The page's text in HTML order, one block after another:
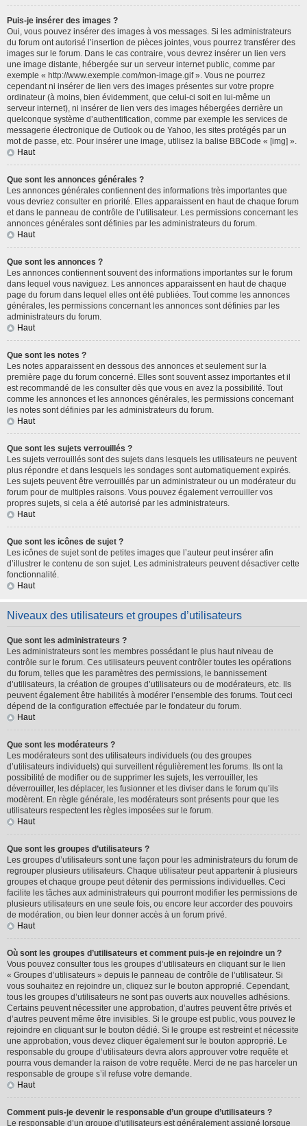
Puis-je insérer des images ?
Oui, vous pouvez insérer des images à vos messages. Si les administrateurs
du forum ont autorisé l’insertion de pièces jointes, vous pourrez transférer des
images sur le forum. Dans le cas contraire, vous devrez insérer un lien vers
une image distante, hébergée sur un serveur internet public, comme par
exemple « http://www.exemple.com/mon-image.gif ». Vous ne pourrez
cependant ni insérer de lien vers des images présentes sur votre propre
ordinateur (à moins, bien évidemment, que celui-ci soit en lui-même un
serveur internet), ni insérer de lien vers des images hébergées derrière un
quelconque système d’authentification, comme par exemple les services de
messagerie électronique de Outlook ou de Yahoo, les sites protégés par un
mot de passe, etc. Pour insérer une image, utilisez la balise BBCode « [img] ».
Haut
Que sont les annonces générales ?
Les annonces générales contiennent des informations très importantes que
vous devriez consulter en priorité. Elles apparaissent en haut de chaque forum
et dans le panneau de contrôle de l’utilisateur. Les permissions concernant les
annonces générales sont définies par les administrateurs du forum.
Haut
Que sont les annonces ?
Les annonces contiennent souvent des informations importantes sur le forum
dans lequel vous naviguez. Les annonces apparaissent en haut de chaque
page du forum dans lequel elles ont été publiées. Tout comme les annonces
générales, les permissions concernant les annonces sont définies par les
administrateurs du forum.
Haut
Que sont les notes ?
Les notes apparaissent en dessous des annonces et seulement sur la
première page du forum concerné. Elles sont souvent assez importantes et il
est recommandé de les consulter dès que vous en avez la possibilité. Tout
comme les annonces et les annonces générales, les permissions concernant
les notes sont définies par les administrateurs du forum.
Haut
Que sont les sujets verrouillés ?
Les sujets verrouillés sont des sujets dans lesquels les utilisateurs ne peuvent
plus répondre et dans lesquels les sondages sont automatiquement expirés.
Les sujets peuvent être verrouillés par un administrateur ou un modérateur du
forum pour de multiples raisons. Vous pouvez également verrouiller vos
propres sujets, si cela a été autorisé par les administrateurs.
Haut
Que sont les icônes de sujet ?
Les icônes de sujet sont de petites images que l’auteur peut insérer afin
d’illustrer le contenu de son sujet. Les administrateurs peuvent désactiver cette
fonctionnalité.
Haut
Niveaux des utilisateurs et groupes d’utilisateurs
Que sont les administrateurs ?
Les administrateurs sont les membres possédant le plus haut niveau de
contrôle sur le forum. Ces utilisateurs peuvent contrôler toutes les opérations
du forum, telles que les paramètres des permissions, le bannissement
d’utilisateurs, la création de groupes d’utilisateurs ou de modérateurs, etc. Ils
peuvent également être habilités à modérer l’ensemble des forums. Tout ceci
dépend de la configuration effectuée par le fondateur du forum.
Haut
Que sont les modérateurs ?
Les modérateurs sont des utilisateurs individuels (ou des groupes
d’utilisateurs individuels) qui surveillent régulièrement les forums. Ils ont la
possibilité de modifier ou de supprimer les sujets, les verrouiller, les
déverrouiller, les déplacer, les fusionner et les diviser dans le forum qu’ils
modèrent. En règle générale, les modérateurs sont présents pour que les
utilisateurs respectent les règles imposées sur le forum.
Haut
Que sont les groupes d’utilisateurs ?
Les groupes d’utilisateurs sont une façon pour les administrateurs du forum de
regrouper plusieurs utilisateurs. Chaque utilisateur peut appartenir à plusieurs
groupes et chaque groupe peut détenir des permissions individuelles. Ceci
facilite les tâches aux administrateurs qui pourront modifier les permissions de
plusieurs utilisateurs en une seule fois, ou encore leur accorder des pouvoirs
de modération, ou bien leur donner accès à un forum privé.
Haut
Où sont les groupes d’utilisateurs et comment puis-je en rejoindre un ?
Vous pouvez consulter tous les groupes d’utilisateurs en cliquant sur le lien
« Groupes d’utilisateurs » depuis le panneau de contrôle de l’utilisateur. Si
vous souhaitez en rejoindre un, cliquez sur le bouton approprié. Cependant,
tous les groupes d’utilisateurs ne sont pas ouverts aux nouvelles adhésions.
Certains peuvent nécessiter une approbation, d’autres peuvent être privés et
d’autres peuvent même être invisibles. Si le groupe est public, vous pouvez le
rejoindre en cliquant sur le bouton dédié. Si le groupe est restreint et nécessite
une approbation, vous devez cliquer également sur le bouton approprié. Le
responsable du groupe d’utilisateurs devra alors approuver votre requête et
pourra vous demander la raison de votre requête. Merci de ne pas harceler un
responsable de groupe s’il refuse votre demande.
Haut
Comment puis-je devenir le responsable d’un groupe d’utilisateurs ?
Le responsable d’un groupe d’utilisateurs est généralement assigné lorsque